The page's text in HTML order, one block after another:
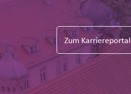
Zum Karriereportal